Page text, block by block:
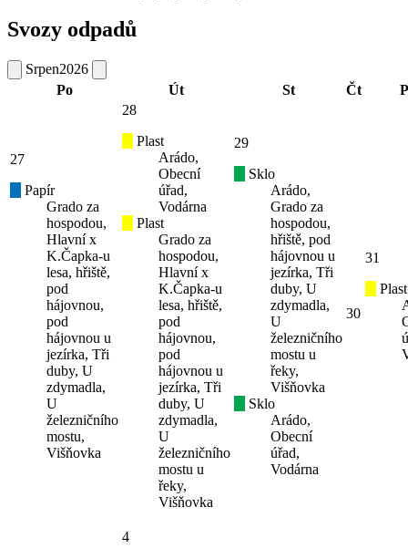
Svozy odpadů
Srpen2026
Po
Út St Čt
27
Papír
Grado za
hospodou,
Hlavní x
K.Čapka-u
lesa, hřiště,
pod
hájovnou,
pod
hájovnou u
jezírka, Tři
duby, U
zdymadla,
U
železničního
mostu,
Višňovka
28
Plast
Arádo,
Obecní
úřad,
Vodárna
Plast
Grado za
hospodou,
Hlavní x
K.Čapka-u
lesa, hřiště,
pod
hájovnou,
pod
hájovnou u
jezírka, Tři
duby, U
zdymadla,
U
železničního
mostu u
řeky,
Višňovka
29
Sklo
Arádo,
Grado za
hospodou,
hřiště, pod
hájovnou u
jezírka, Tři
duby, U
zdymadla,
U
železničního
mostu u
řeky,
Višňovka
Sklo
Arádo,
Obecní
úřad,
Vodárna
30
31
Plast
4